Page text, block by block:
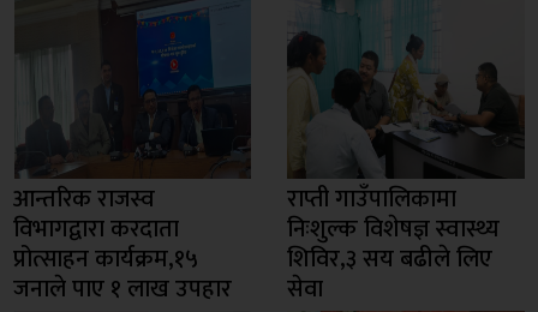
आन्तरिक राजस्व
विभागद्वारा करदाता
प्रोत्साहन कार्यक्रम,१५
जनाले पाए १ लाख उपहार
राप्ती गाउँपालिकामा
निःशुल्क विशेषज्ञ स्वास्थ्य
शिविर,३ सय बढीले लिए
सेवा